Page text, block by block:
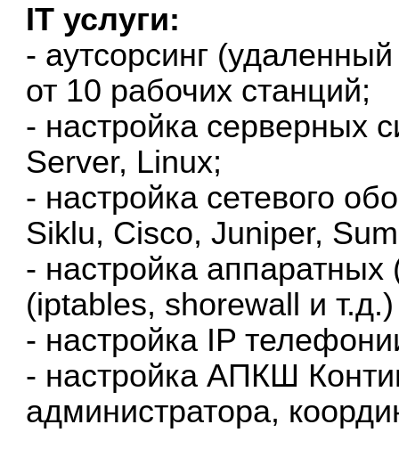
IT услуги:
- аутсорсинг
от 10 рабочих станций;
- настройка серверных
Server, Linux;
- настройка сетевого
Siklu, Cisco, Juniper,
- настройка
(iptables, shorewall и
- настройка IP
- настройка АПКШ
администратора,